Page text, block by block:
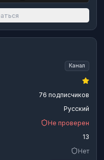
Канал
76 подписчиков
Русский
Не проверен
13
Нет